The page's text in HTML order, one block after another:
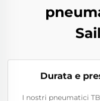
Durata e
I nostri pneumatici